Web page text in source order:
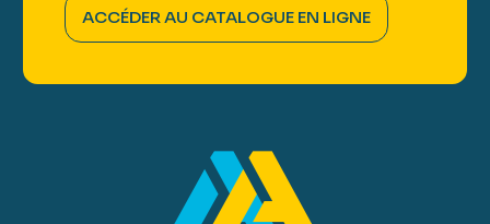
ACCÉDER AU CATALOGUE EN LIGNE